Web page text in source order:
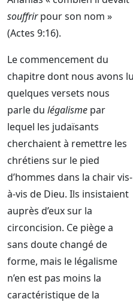
souffrirpour son nom »
(Actes 9:16).
Le commencement du
chapitre dont nous avons lu
quelques versets nous
parle du légalisme par
lequel les judaïsants
cherchaient à remettre les
chrétiens sur le pied
d’hommes dans la chair vis-
à-vis de Dieu. Ils insistaient
auprès d’eux sur la
circoncision. Ce piège a
sans doute changé de
forme, mais le légalisme
n’en est pas moins la
caractéristique de la